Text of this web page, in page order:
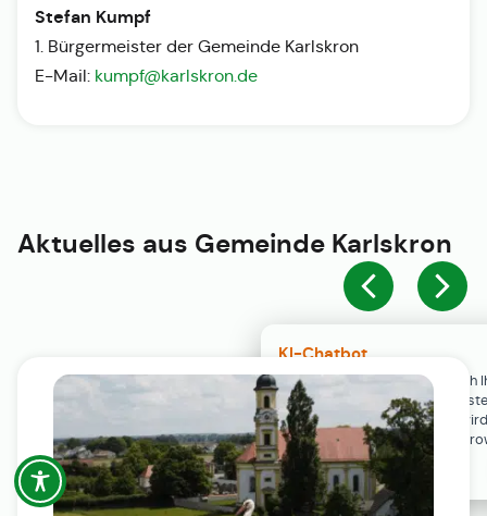
KI-Chatbot
Der KI-Chatbot steht erst nach
Einwilligung in den Cookie-
Verfügung. Der Chat-Verlauf
ausschließlich lokal in Ihrem
gespeichert.
Stefan Kumpf
1. Bürgermeister der Gemeinde Karlskron
E-Mail: kumpf@karlskron.de
Aktuelles aus Gemeinde Karlskron